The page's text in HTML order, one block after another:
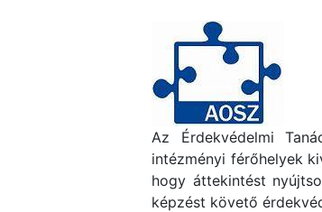
Az Érdekvédelmi
intézményi férőhelyek
hogy áttekintést
képzést követő